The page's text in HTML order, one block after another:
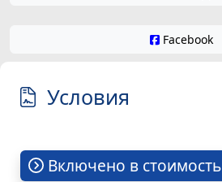
Facebook
Условия
Включено в стоимость